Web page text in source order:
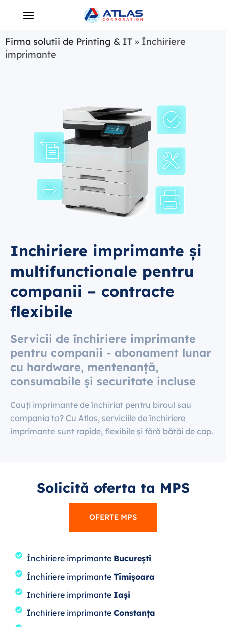
Firma solutii de Printing & IT » Închiriere
imprimante
Inchiriere imprimante și
multifunctionale pentru
companii – contracte
flexibile
Servicii de închiriere imprimante
pentru companii - abonament lunar
cu hardware, mentenanță,
consumabile și securitate incluse
Cauți imprimante de închiriat pentru biroul sau
compania ta? Cu Atlas, serviciile de închiriere
imprimante sunt rapide, flexibile și fără bătăi de cap.
Solicită oferta ta MPS
OFERTE MPS
Închiriere imprimante București
Închiriere imprimante Timișoara
Inchiriere imprimante Iași
Închiriere imprimante Constanța